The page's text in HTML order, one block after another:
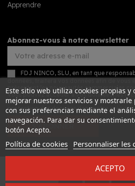
Apprendre
Abonnez-vous à notre newsletter
FDJ NINCO, SLU, en tant que
présentant les nouveautés commerciales
Vous pouvez accéder à vos données, les
exercer d'autres droits en consultant les
protection des données dans notre politique
S’ABONNER
Desarrollado por
Este sitio web utiliza cookies propias y
mejorar nuestros servicios y
con sus preferencias mediante el
navegación. Para dar su
botón Acepto.
Política de cookies Personnaliser les
ACEPTO